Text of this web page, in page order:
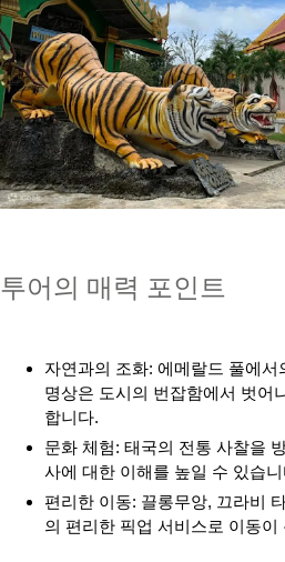
투어의 매력 포인트
자연과의 조화: 에메랄드 풀에
명상은 도시의 번잡함에서 벗어
합니다.
문화 체험: 태국의 전통 사찰을
사에 대한 이해를 높일 수 있습니
편리한 이동: 끌롱무앙, 끄라비
의 편리한 픽업 서비스로 이동이